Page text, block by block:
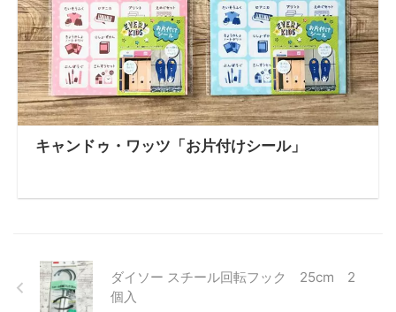
キャンドゥ・ワッツ「お片付けシール」
ダイソー スチール回転フック 25cm 2
個入